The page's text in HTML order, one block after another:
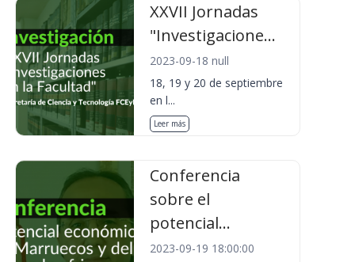
XXVII Jornadas
"Investigacione...
2023-09-18 null
18, 19 y 20 de septiembre
en l...
Leer más
Conferencia
sobre el
potencial...
2023-09-19 18:00:00